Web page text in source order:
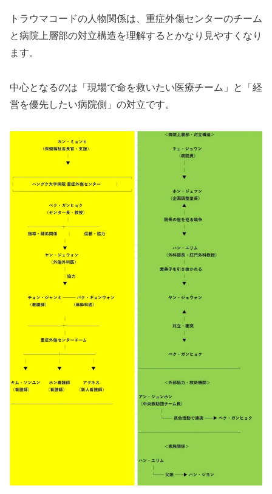
トラウマコードの人物関係は、重症外傷センターのチーム
と病院上層部の対立構造を理解するとかなり見やすくなり
ます。
中心となるのは「現場で命を救いたい医療チーム」と「経
営を優先したい病院側」の対立です。